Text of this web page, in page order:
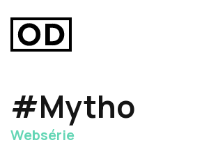
#Mytho
Websérie